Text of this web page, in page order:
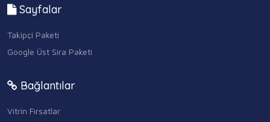
Sayfalar
Takipçi Paketi
Google Üst Sira Paketi
Bağlantılar
Vitrin Fırsatlar